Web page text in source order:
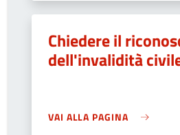
Chiedere il
dell'invalidità
VAI ALLA PAGINA